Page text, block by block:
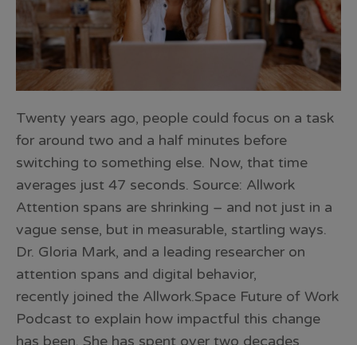
Twenty years ago, people could focus on a task
for around two and a half minutes before
switching to something else. Now, that time
averages just 47 seconds. Source: Allwork
Attention spans are shrinking – and not just in a
vague sense, but in measurable, startling ways.
Dr. Gloria Mark, and a leading researcher on
attention spans and digital behavior,
recently joined the Allwork.Space Future of Work
Podcast to explain how impactful this change
has been. She has spent over two decades